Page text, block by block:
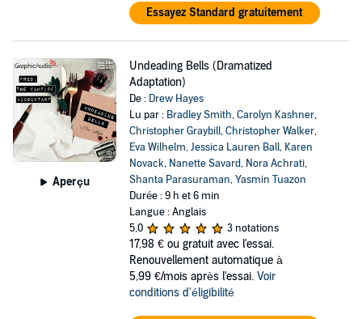
Essayez Standard gratuitement
Aperçu
Undeading Bells (Dramatized
Adaptation)
De : Drew Hayes
Lu par : Bradley Smith,Carolyn Kashner,
Christopher Graybill,Christopher Walker,
Eva Wilhelm,Jessica Lauren Ball, Karen
Novack, Nanette Savard, Nora Achrati,
Shanta Parasuraman,Yasmin Tuazon
Durée : 9 h et 6 min
Langue : Anglais
5,0
3 notations
17,98 € ou gratuit avec l'essai.
Renouvellement automatique à
5,99 €/mois après l'essai. Voir
conditions d'éligibilité